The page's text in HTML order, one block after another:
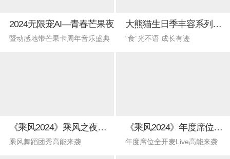
2024无限宠AI—青春芒果夜
暨动感地带芒果卡周年音乐盛典
大熊猫生日季丰容系列直播活动
“食”光不语 成长有迹
《乘风2024》乘风之夜舞蹈直播秀
乘风舞蹈团秀高能来袭
《乘风2024》年度席位抢先直播夜
年度席位全开麦Live高能来袭